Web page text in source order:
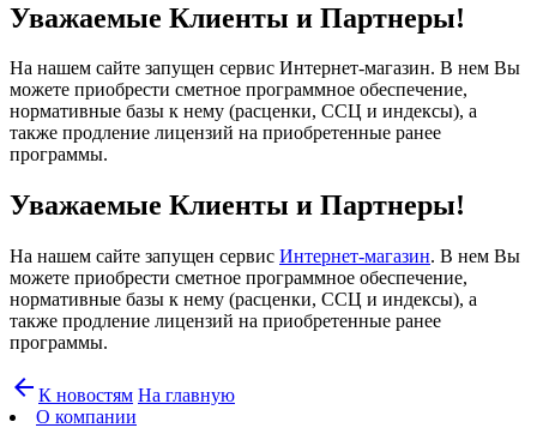
Уважаемые Клиенты и Партнеры!
На нашем сайте запущен сервис Интернет-магазин. В нем Вы
можете приобрести сметное программное обеспечение,
нормативные базы к нему (расценки, ССЦ и индексы), а
также продление лицензий на приобретенные ранее
программы.
Уважаемые Клиенты и Партнеры!
На нашем сайте запущен сервис Интернет-магазин. В нем Вы
можете приобрести сметное программное обеспечение,
нормативные базы к нему (расценки, ССЦ и индексы), а
также продление лицензий на приобретенные ранее
программы.
arrow_back К новостям На главную
О компании